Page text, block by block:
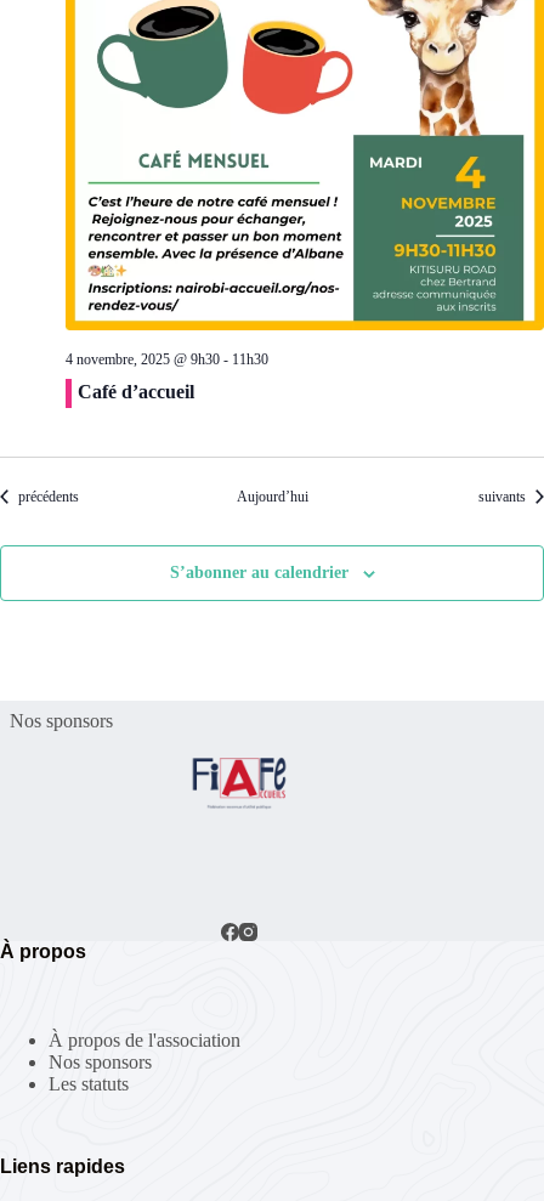
4 novembre, 2025 @ 9h30 - 11h30
Café d’accueil
Évènements
précédents Aujourd’hui suivants
S’abonner au calendrier
Nos sponsors
À propos
À propos de l'association
Nos sponsors
Les statuts
Liens rapides